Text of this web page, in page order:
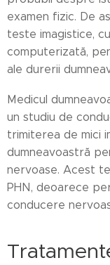
examen fizic. De
teste imagistice,
computerizată,
ale durerii
Medicul
un studiu de
trimiterea de mici
dumneavoastră
nervoase. Acest
PHN, deoarece
conducere